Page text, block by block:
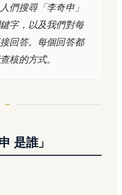
們搜尋「李奇申」
字，以及我們對每
回答。每個回答都
核的方式。
是誰」